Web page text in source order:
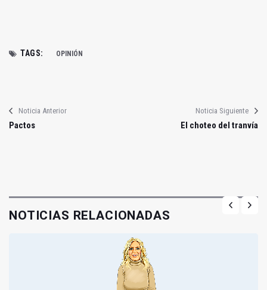
TAGS: OPINIÓN
Noticia Anterior
Pactos
Noticia Siguiente
El choteo del tranvía
NOTICIAS RELACIONADAS